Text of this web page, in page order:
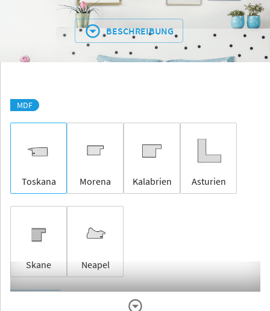
BESCHREIBUNG
MDF
Toskana Morena Kalabrien Asturien
Skane Neapel